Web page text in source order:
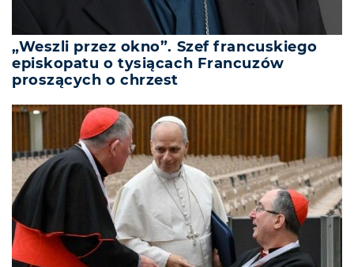
„Weszli przez okno”. Szef francuskiego
episkopatu o tysiącach Francuzów
proszących o chrzest